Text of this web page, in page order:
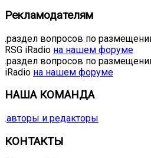
Рекламодателям
.раздел вопросов по
RSG iRadio на нашем форуме
.раздел вопросов по
iRadio на нашем форуме
НАША КОМАНДА
.авторы и редакторы
КОНТАКТЫ